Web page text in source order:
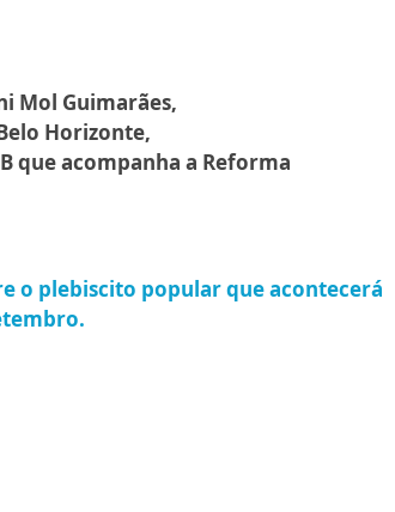
Mol Guimarães,
Horizonte,
que acompanha a Reforma
o plebiscito popular que acontecerá